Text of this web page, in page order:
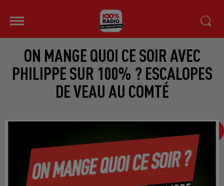
ON MANGE QUOI CE SOIR AVEC
PHILIPPE SUR 100% ? ESCALOPES
DE VEAU AU COMTÉ